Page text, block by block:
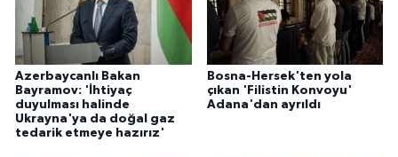
Azerbaycanlı Bakan
Bayramov: 'İhtiyaç
duyulması halinde
Ukrayna'ya da doğal gaz
tedarik etmeye hazırız'
Bosna-Hersek'ten yola
çıkan 'Filistin Konvoyu'
Adana'dan ayrıldı